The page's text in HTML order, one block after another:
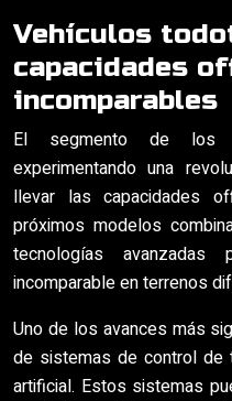
Vehículos
capacidades
incomparables
El segmento de los
experimentando una
llevar las capacidades
próximos modelos
tecnologías avanzadas
incomparable en terrenos
Uno de los avances más
de sistemas de control de
artificial. Estos sistemas